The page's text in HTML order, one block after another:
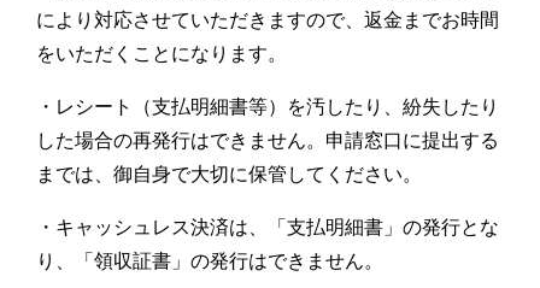
により対応させていただきますので、返金までお時間
をいただくことになります。
・レシート（支払明細書等）を汚したり、紛失したり
した場合の再発行はできません。申請窓口に提出する
までは、御自身で大切に保管してください。
・キャッシュレス決済は、「支払明細書」の発行とな
り、「領収証書」の発行はできません。